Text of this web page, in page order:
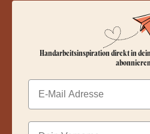
Handarbeitsinspiration direkt in
Email
Dein Vorname